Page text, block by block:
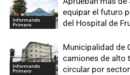
Informando
Primero
equipar el futuro
del Hospital de
Informando
Primero
Municipalidad de
camiones de alto
circular por